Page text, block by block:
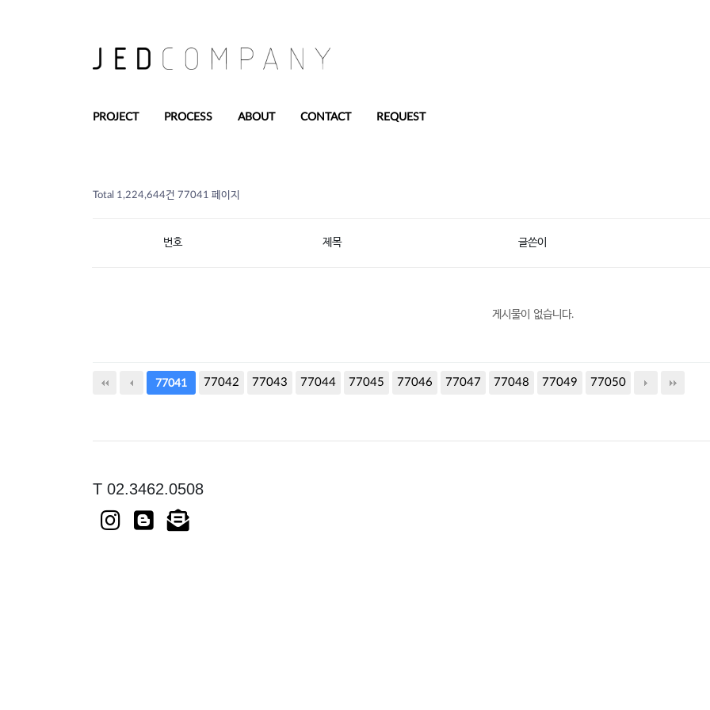
PROJECT PROCESS ABOUT CONTACT REQUEST
Total 1,224,644건 77041 페이지
번호 제목 글쓴이
게시물이 없습니다.
77041 77042 77043 77044 77045 77046 77047 77048 77049 77050
다음 맨끝
T 02.3462.0508